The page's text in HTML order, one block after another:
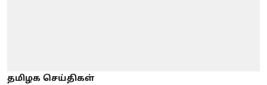
தமிழக செய்திகள்